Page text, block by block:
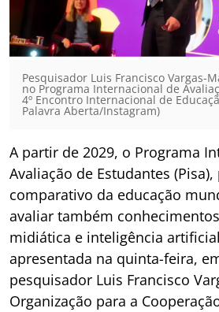
Pesquisador Luis Francisco Vargas-
no Programa Internacional de
4º Encontro Internacional de
Palavra Aberta/Instagram)
A partir de 2029, o Programa
Avaliação de Estudantes
comparativo da educação
avaliar também
midiática e inteligência
apresentada na quinta-feira,
pesquisador Luis Francisco
Organização para a